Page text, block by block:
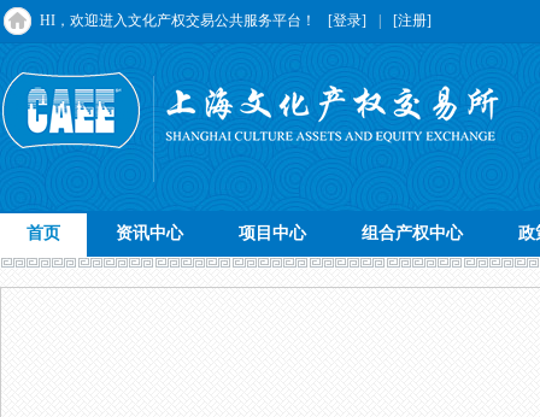
HI，欢迎进入文化产权交易公共服务平台！ [登录] [注册]
首页 资讯中心 项目中心 组合产权中心 政